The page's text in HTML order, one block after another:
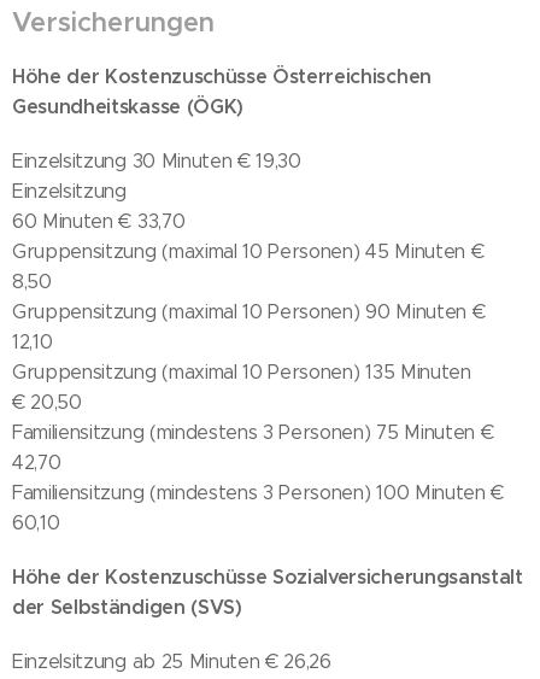
Versicherungen
Höhe der Kostenzuschüsse Österreichischen
Gesundheitskasse (ÖGK)
Einzelsitzung 30 Minuten € 19,30
Einzelsitzung
60 Minuten € 33,70
Gruppensitzung (maximal 10 Personen) 45 Minuten €
8,50
Gruppensitzung (maximal 10 Personen) 90 Minuten €
12,10
Gruppensitzung (maximal 10 Personen) 135 Minuten
€ 20,50
Familiensitzung (mindestens 3 Personen) 75 Minuten €
42,70
Familiensitzung (mindestens 3 Personen) 100 Minuten €
60,10
Höhe der Kostenzuschüsse Sozialversicherungsanstalt
der Selbständigen (SVS)
Einzelsitzung ab 25 Minuten € 26,26